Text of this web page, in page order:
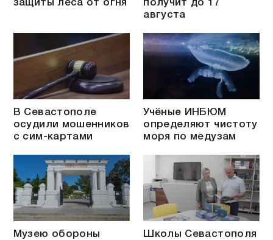
защиты леса от огня
получит до 17
августа
В Севастополе
осудили мошенников
с сим-картами
Учёные ИНБЮМ
определяют чистоту
моря по медузам
Музею обороны
Школы Севастополя